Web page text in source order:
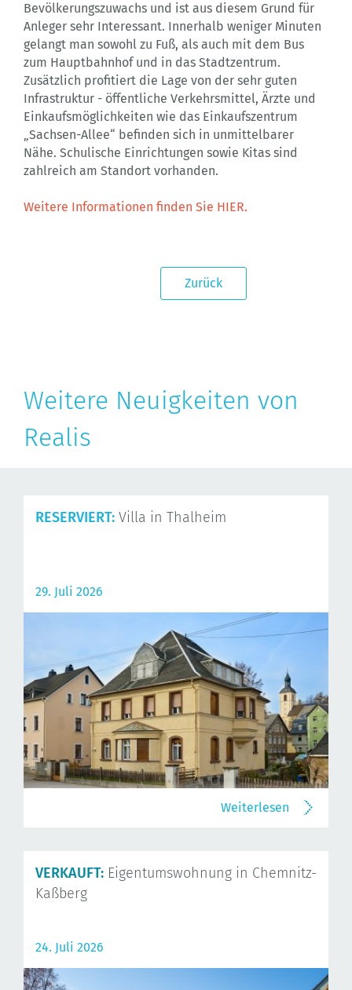
Bevölkerungszuwachs und ist aus diesem Grund für
Anleger sehr Interessant. Innerhalb weniger Minuten
gelangt man sowohl zu Fuß, als auch mit dem Bus
zum Hauptbahnhof und in das Stadtzentrum.
Zusätzlich profitiert die Lage von der sehr guten
Infrastruktur - öffentliche Verkehrsmittel, Ärzte und
Einkaufsmöglichkeiten wie das Einkaufszentrum
„Sachsen-Allee“ befinden sich in unmittelbarer
Nähe. Schulische Einrichtungen sowie Kitas sind
zahlreich am Standort vorhanden.
Weitere Informationen finden Sie HIER.
Zurück
Weitere Neuigkeiten von
Realis
RESERVIERT: Villa in Thalheim
29. Juli 2026
Weiterlesen
VERKAUFT: Eigentumswohnung in Chemnitz-
Kaßberg
24. Juli 2026